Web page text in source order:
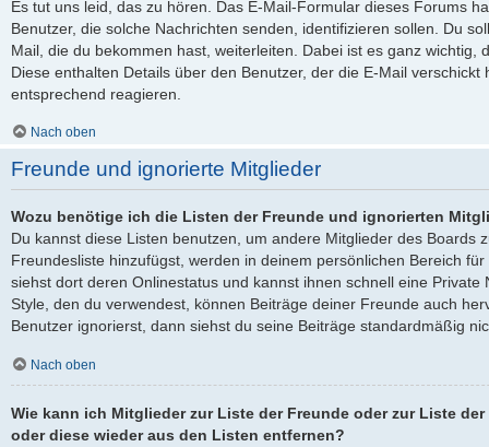
Es tut uns leid, das zu hören. Das E-Mail-Formular dieses Forums
Benutzer, die solche Nachrichten senden, identifizieren sollen. Du
Mail, die du bekommen hast, weiterleiten. Dabei ist es ganz wichtig,
Diese enthalten Details über den Benutzer, der die E-Mail
entsprechend reagieren.
Nach oben
Freunde und ignorierte Mitglieder
Wozu benötige ich die Listen der Freunde und ignorierten
Du kannst diese Listen benutzen, um andere Mitglieder des Boards
Freundesliste hinzufügst, werden in deinem persönlichen Bereich
siehst dort deren Onlinestatus und kannst ihnen schnell eine Private
Style, den du verwendest, können Beiträge deiner Freunde auch
Benutzer ignorierst, dann siehst du seine Beiträge standardmäßig
Nach oben
Wie kann ich Mitglieder zur Liste der Freunde oder zur Liste
oder diese wieder aus den Listen entfernen?